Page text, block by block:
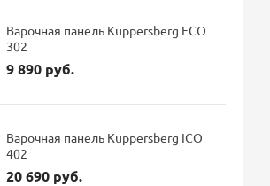
Варочная панель Kuppersberg ECO
302
9 890 руб.
Варочная панель Kuppersberg ICO
402
20 690 руб.